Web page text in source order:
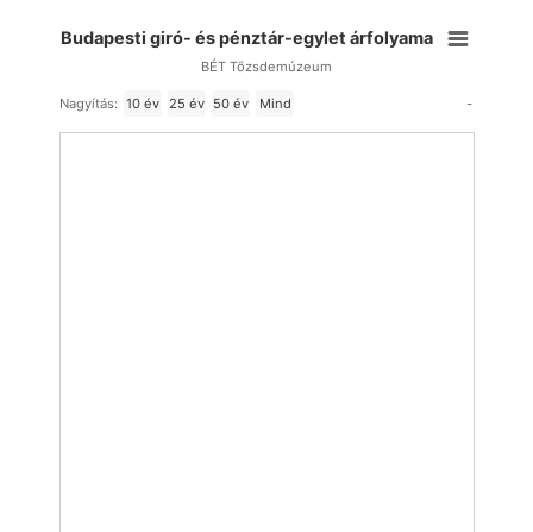
Budapesti giró- és pénztár-egylet árfolyama
BÉT Tőzsdemúzeum
Nagyítás: 10 év 25 év 50 év Mind -